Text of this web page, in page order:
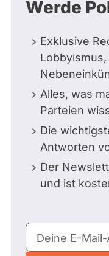
Werde
Exklusive
Alles, was
Parteien
Die
Antworten
Der
und ist
E-
Mail-
Deine E-